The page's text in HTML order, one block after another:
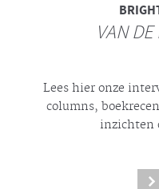
VAN
Lees hier onze
columns,
inzichten